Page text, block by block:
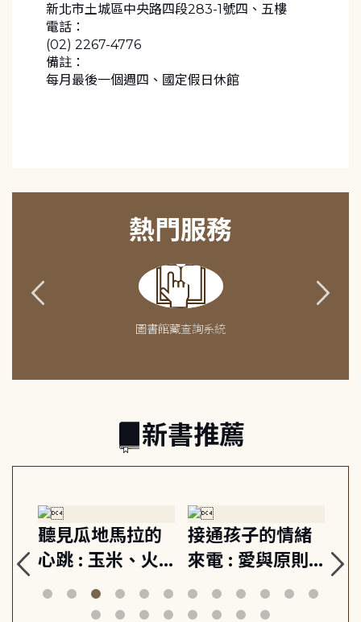
新北市土城區中央路四段283-1號四、五樓
電話：
(02) 2267-4776
備註：
每月最後一個週四、國定假日休館
熱門服務
圖書館藏查詢系統
新書推薦
聽見瓜地馬拉的
心跳 : 玉米、火
山與信仰, 外交官
筆下的現代馬雅
接通孩子的情緒
來電 : 愛與原則,
建立教養的安定
節奏 22個行動練
關